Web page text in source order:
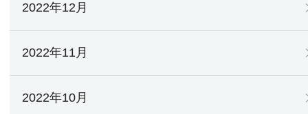
2022年12月
2022年11月
2022年10月